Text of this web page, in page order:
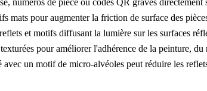
numéros de pièce ou codes QR gravés
mats pour augmenter la friction de surface des
et motifs diffusant la lumière sur les surfaces
pour améliorer l'adhérence de la peinture,
un motif de micro-alvéoles peut réduire les